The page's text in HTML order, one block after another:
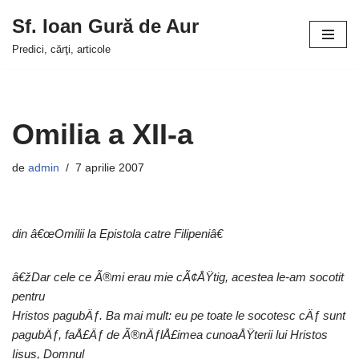
Sari
Sf. Ioan Gură de Aur
Predici, cărţi, articole
Omilia a XII-a
de admin 7 aprilie 2007
din â€œOmilii la Epistola catre Filipeniâ€
â€žDar cele ce Ã®mi erau mie cÃ¢ÅŸtig, acestea le-am socotit
pentru
Hristos pagubÄƒ. Ba mai mult: eu pe toate le socotesc cÄƒ sunt
pagubÄƒ, faÅ£Äƒ de Ã®nÄƒlÅ£imea cunoaÅŸterii lui Hristos
Iisus, Domnul